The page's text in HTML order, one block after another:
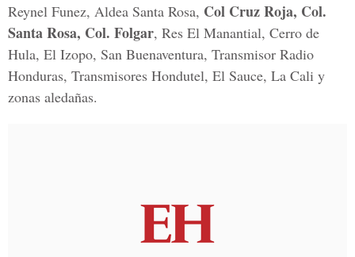
Reynel Funez, Aldea Santa Rosa, Col Cruz Roja, Col.
Santa Rosa, Col. Folgar, Res El Manantial, Cerro de
Hula, El Izopo, San Buenaventura, Transmisor Radio
Honduras, Transmisores Hondutel, El Sauce, La Cali y
zonas aledañas.